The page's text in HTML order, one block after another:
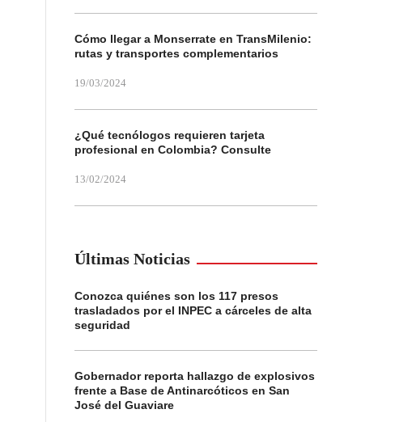
Cómo llegar a Monserrate en TransMilenio:
rutas y transportes complementarios
19/03/2024
¿Qué tecnólogos requieren tarjeta
profesional en Colombia? Consulte
13/02/2024
Últimas Noticias
Conozca quiénes son los 117 presos
trasladados por el INPEC a cárceles de alta
seguridad
Gobernador reporta hallazgo de explosivos
frente a Base de Antinarcóticos en San
José del Guaviare